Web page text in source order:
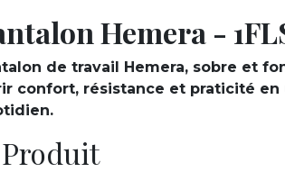
Hemera -
de travail Hemera, sobre et
confort, résistance et praticité en
Produit